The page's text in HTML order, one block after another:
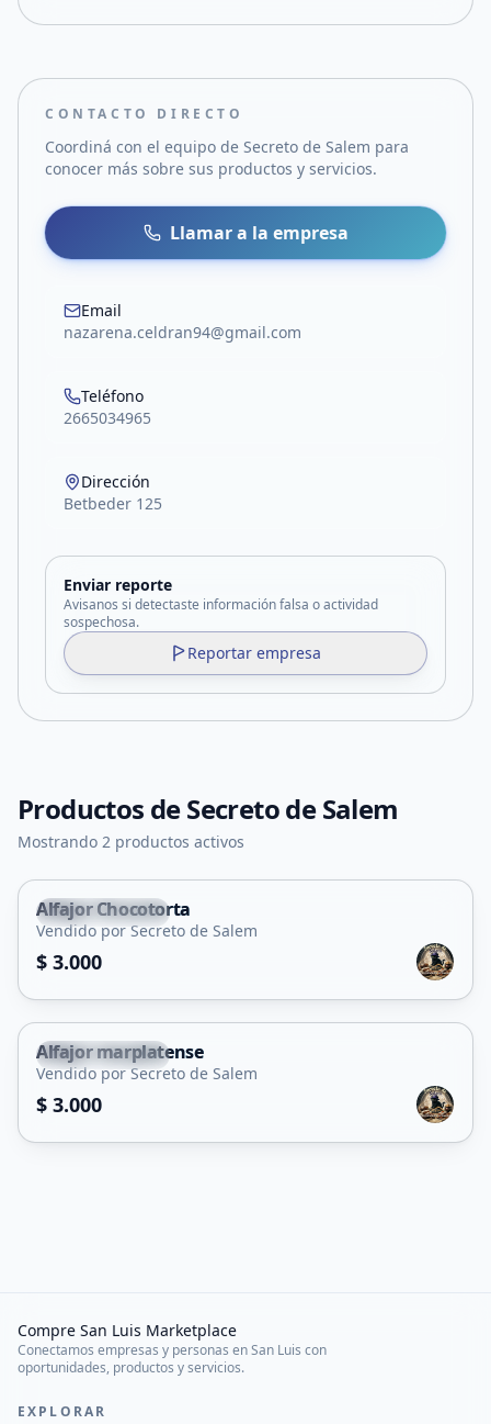
CONTACTO DIRECTO
Coordiná con el equipo de Secreto de Salem para
conocer más sobre sus productos y servicios.
Llamar a la empresa
Email
nazarena.celdran94@gmail.com
Teléfono
2665034965
Dirección
Betbeder 125
Enviar reporte
Avisanos si detectaste información falsa o actividad
sospechosa.
Reportar empresa
Productos deSecreto de Salem
Mostrando 2 productos activos
Villa Mercedes
Alfajor Chocotorta
Vendido por Secreto de Salem
$ 3.000
Villa Mercedes
Alfajor marplatense
Vendido por Secreto de Salem
$ 3.000
Compre San Luis Marketplace
Conectamos empresas y personas en San Luis con
oportunidades, productos y servicios.
EXPLORAR